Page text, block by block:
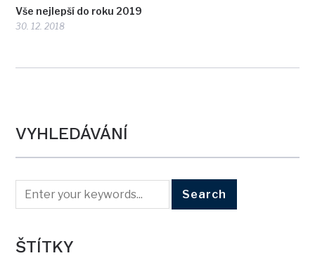
Vše nejlepší do roku 2019
30. 12. 2018
VYHLEDÁVÁNÍ
ŠTÍTKY